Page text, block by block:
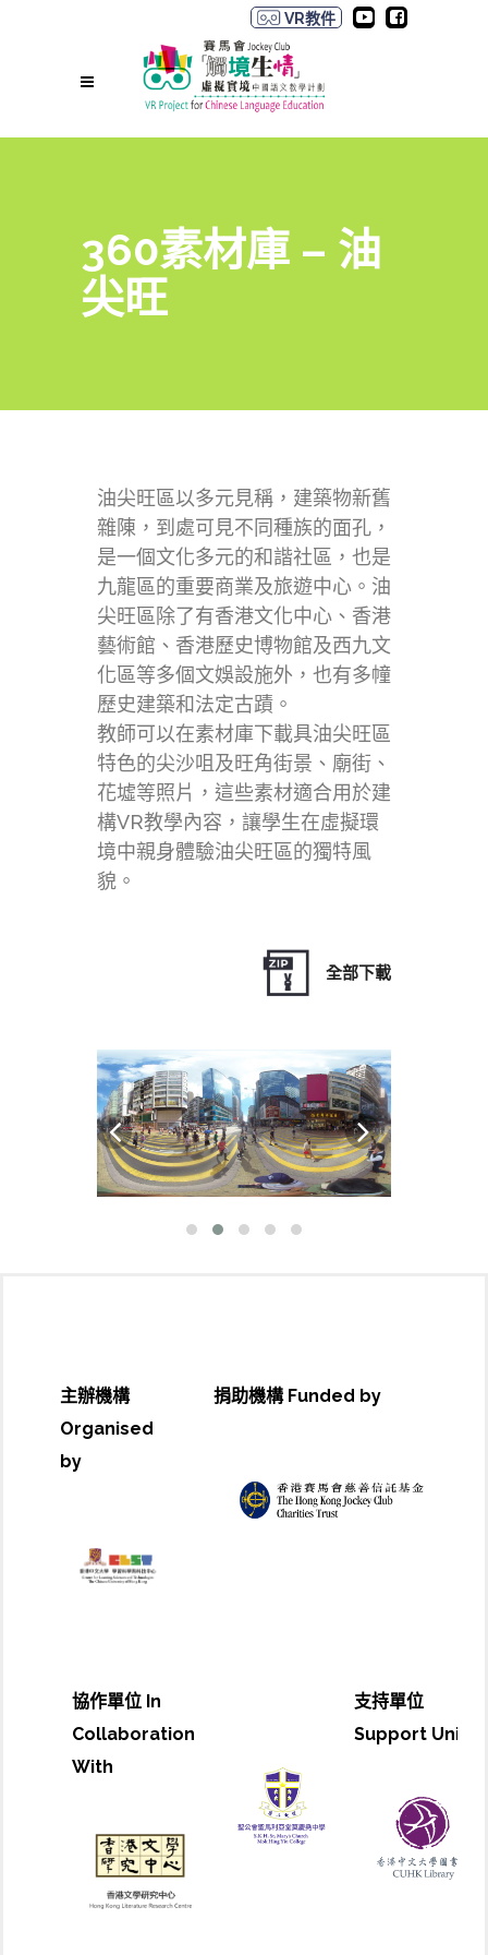
VR教件
360素材庫 – 油
尖旺
油尖旺區以多元見稱，建築物新舊
雜陳，到處可見不同種族的面孔，
是一個文化多元的和諧社區，也是
九龍區的重要商業及旅遊中心。油
尖旺區除了有香港文化中心、香港
藝術館、香港歷史博物館及西九文
化區等多個文娛設施外，也有多幢
歷史建築和法定古蹟。
教師可以在素材庫下載具油尖旺區
特色的尖沙咀及旺角街景、廟街、
花墟等照片，這些素材適合用於建
構VR教學內容，讓學生在虛擬環
境中親身體驗油尖旺區的獨特風
貌。
全部下載
主辦機構
Organised
by
捐助機構 Funded by
協作單位 In
Collaboration
With
支持單位
Support Unit